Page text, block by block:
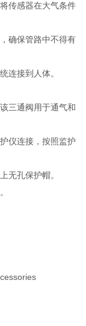
传感器在大气条件
确保管路中不得有
连接到人体。
三通阀用于通气和
仪连接，按照监护
无孔保护帽。